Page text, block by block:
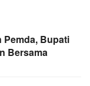
Pemda, Bupati
Bersama